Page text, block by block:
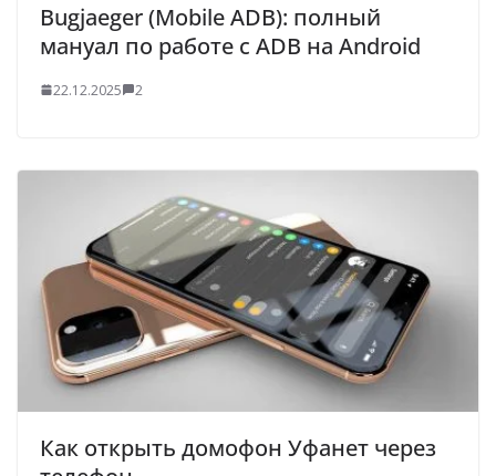
Bugjaeger (Mobile ADB): полный
мануал по работе с ADB на Android
22.12.2025 2
Как открыть домофон Уфанет через